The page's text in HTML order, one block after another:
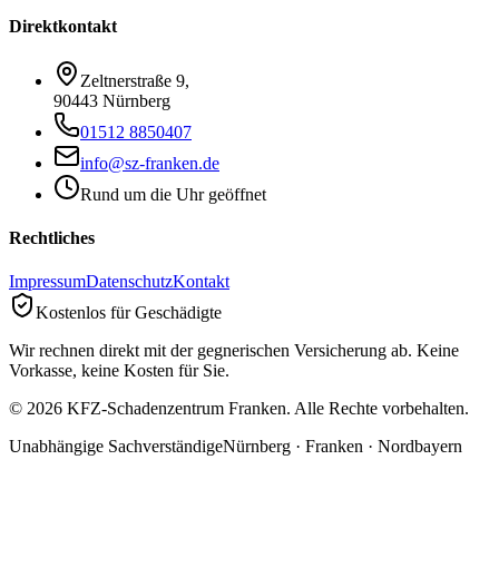
Direktkontakt
Zeltnerstraße 9,
90443 Nürnberg
01512 8850407
info@sz-franken.de
Rund um die Uhr geöffnet
Rechtliches
ImpressumDatenschutzKontakt
Kostenlos für Geschädigte
Wir rechnen direkt mit der gegnerischen Versicherung ab. Keine
Vorkasse, keine Kosten für Sie.
© 2026 KFZ-Schadenzentrum Franken. Alle Rechte vorbehalten.
Unabhängige SachverständigeNürnberg · Franken · Nordbayern